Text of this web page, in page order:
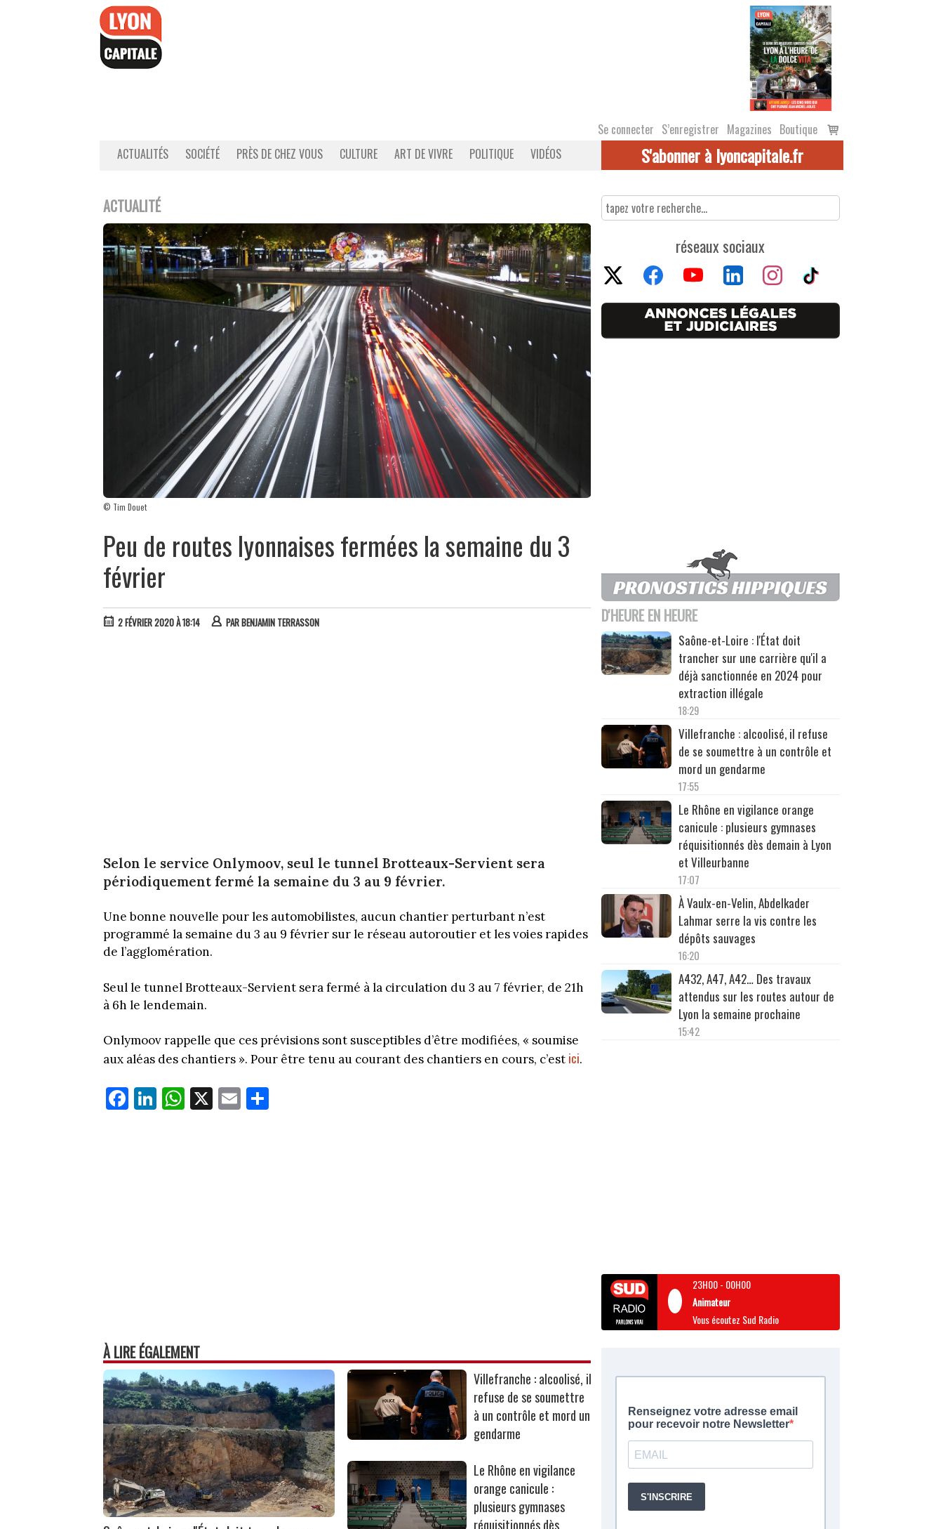
Se connecter S’enregistrer Magazines Boutique
Voir
le
ACTUALITÉS SOCIÉTÉ PRÈS DE CHEZ VOUS CULTURE ART DE VIVRE POLITIQUE VIDÉOS S'abonner à lyoncapitale.fr
ACTUALITÉ
© Tim Douet
Peu de routes lyonnaises fermées la semaine du 3
février
2 FÉVRIER 2020 À 18:14 PARBENJAMIN TERRASSON
Selon le service Onlymoov, seul le tunnel Brotteaux-Servient sera
périodiquement fermé la semaine du 3 au 9 février.
Une bonne nouvelle pour les automobilistes, aucun chantier perturbant n’est
programmé la semaine du 3 au 9 février sur le réseau autoroutier et les voies rapides
de l’agglomération.
Seul le tunnel Brotteaux-Servient sera fermé à la circulation du 3 au 7 février, de 21h
à 6h le lendemain.
Onlymoov rappelle que ces prévisions sont susceptibles d’être modifiées, « soumise
aux aléas des chantiers ». Pour être tenu au courant des chantiers en cours, c’est ici.
Fa
ce
Li
nk
W
ha
X E
m
À LIRE ÉGALEMENT
Villefranche : alcoolisé, il
refuse de se soumettre
à un contrôle et mord un
gendarme
Le Rhône en vigilance
orange canicule :
plusieurs gymnases
réquisitionnés dès
réseaux sociaux
D'HEURE EN HEURE
Saône-et-Loire : l'État doit
trancher sur une carrière qu'il a
déjà sanctionnée en 2024 pour
extraction illégale
18:29
Villefranche : alcoolisé, il refuse
de se soumettre à un contrôle et
mord un gendarme
17:55
Le Rhône en vigilance orange
canicule : plusieurs gymnases
réquisitionnés dès demain à Lyon
et Villeurbanne
17:07
À Vaulx-en-Velin, Abdelkader
Lahmar serre la vis contre les
dépôts sauvages
16:20
A432, A47, A42… Des travaux
attendus sur les routes autour de
Lyon la semaine prochaine
15:42
23H00- 00H00
Animateur
Vous écoutez Sud Radio